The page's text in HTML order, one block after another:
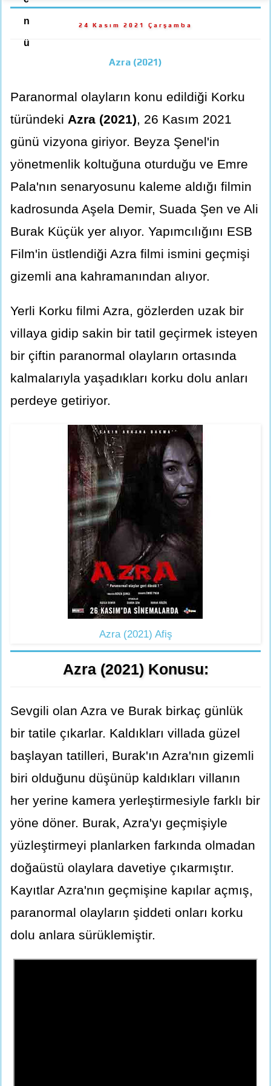
n
ü
24 Kasım 2021 Çarşamba
Azra (2021)
Paranormal olayların konu edildiği Korku
türündeki Azra (2021) , 26 Kasım 2021
günü vizyona giriyor. Beyza Şenel'in
yönetmenlik koltuğuna oturduğu ve Emre
Pala'nın senaryosunu kaleme aldığı filmin
kadrosunda Aşela Demir, Suada Şen ve Ali
Burak Küçük yer alıyor. Yapımcılığını ESB
Film'in üstlendiği Azra filmi ismini geçmişi
gizemli ana kahramanından alıyor.
Yerli Korku filmi Azra, gözlerden uzak bir
villaya gidip sakin bir tatil geçirmek isteyen
bir çiftin paranormal olayların ortasında
kalmalarıyla yaşadıkları korku dolu anları
perdeye getiriyor.
Azra (2021) Afiş
Azra (2021) Konusu:
Sevgili olan Azra ve Burak birkaç günlük
bir tatile çıkarlar. Kaldıkları villada güzel
başlayan tatilleri, Burak'ın Azra'nın gizemli
biri olduğunu düşünüp kaldıkları villanın
her yerine kamera yerleştirmesiyle farklı bir
yöne döner. Burak, Azra'yı geçmişiyle
yüzleştirmeyi planlarken farkında olmadan
doğaüstü olaylara davetiye çıkarmıştır.
Kayıtlar Azra'nın geçmişine kapılar açmış,
paranormal olayların şiddeti onları korku
dolu anlara sürüklemiştir.